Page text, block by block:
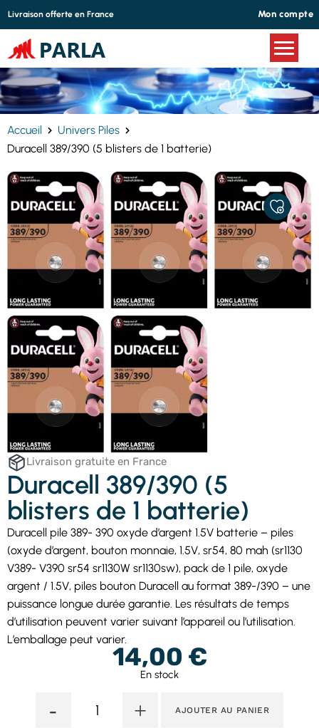
Livraison offerte en France Mon compte
Accueil
Univers Piles
Duracell 389/390 (5 blisters de 1 batterie)
AJOUTER
À
MES
FAVORIS
Livraison gratuite en France
Duracell 389/390 (5
blisters de 1 batterie)
Duracell pile 389- 390 oxyde d’argent 1.5V batterie – piles
(oxyde d’argent, bouton monnaie, 1.5V, sr54, 80 mah (sr1130
V389- V390 sr54 sr1130W sr1130sw), pack de 1 pile, oxyde
argent / 1.5V, piles bouton Duracell au format 389-/390 – une
puissance longue durée garantie. Les résultats de temps
d’utilisation peuvent varier suivant l’appareil ou l’utilisation.
L’emballage peut varier.
14,00 €
En stock
- + AJOUTER AU PANIER
Panneau de gestion des cookies